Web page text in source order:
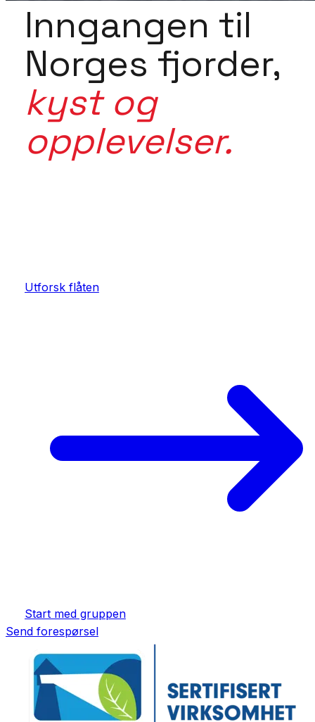
Inngangen til
Norges fjorder,
kyst og
opplevelser.
Utforsk flåten
Start med gruppen
Send forespørsel